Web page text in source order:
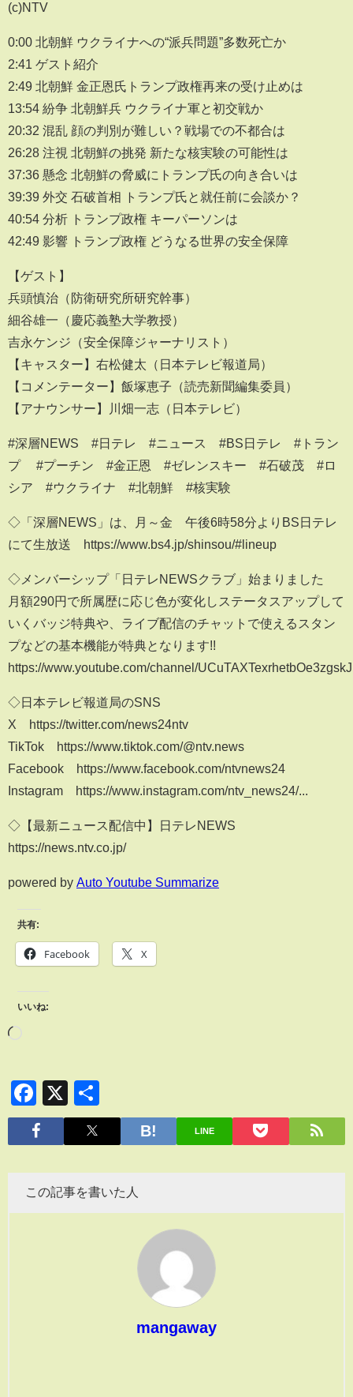
(c)NTV
0:00 北朝鮮 ウクライナへの“派兵問題”多数死亡か
2:41 ゲスト紹介
2:49 北朝鮮 金正恩氏トランプ政権再来の受け止めは
13:54 紛争 北朝鮮兵 ウクライナ軍と初交戦か
20:32 混乱 顔の判別が難しい？戦場での不都合は
26:28 注視 北朝鮮の挑発 新たな核実験の可能性は
37:36 懸念 北朝鮮の脅威にトランプ氏の向き合いは
39:39 外交 石破首相 トランプ氏と就任前に会談か？
40:54 分析 トランプ政権 キーパーソンは
42:49 影響 トランプ政権 どうなる世界の安全保障
【ゲスト】
兵頭慎治（防衛研究所研究幹事）
細谷雄一（慶応義塾大学教授）
吉永ケンジ（安全保障ジャーナリスト）
【キャスター】右松健太（日本テレビ報道局）
【コメンテーター】飯塚恵子（読売新聞編集委員）
【アナウンサー】川畑一志（日本テレビ）
#深層NEWS #日テレ #ニュース #BS日テレ #トラン
プ #プーチン #金正恩 #ゼレンスキー #石破茂 #ロ
シア #ウクライナ #北朝鮮 #核実験
◇「深層NEWS」は、月～金 午後6時58分よりBS日テレ
にて生放送 https://www.bs4.jp/shinsou/#lineup
◇メンバーシップ「日テレNEWSクラブ」始まりました
月額290円で所属歴に応じ色が変化しステータスアップして
いくバッジ特典や、ライブ配信のチャットで使えるスタン
プなどの基本機能が特典となります!!
https://www.youtube.com/channel/
◇日本テレビ報道局のSNS
X https://twitter.com/news24ntv
TikTok https://www.tiktok.com/@ntv.news
Facebook https://www.facebook.com/ntvnews24
Instagram https://www.instagram.com/ntv_news24/...
◇【最新ニュース配信中】日テレNEWS
https://news.ntv.co.jp/
powered by Auto Youtube Summarize
共有:
Facebook X
いいね:
Facebook
X
有
LINE
この記事を書いた人
mangaway